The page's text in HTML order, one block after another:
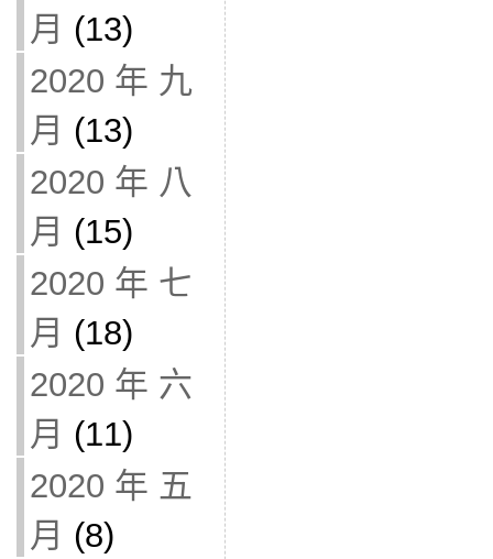
月 (13)
2020 年 九
月 (13)
2020 年 八
月 (15)
2020 年 七
月 (18)
2020 年 六
月 (11)
2020 年 五
月 (8)